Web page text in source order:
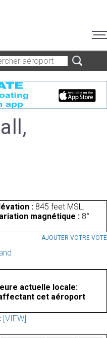
: 845 feet MSL.
magnétique : 8°
AJOUTER VOTRE VOTE
actuelle locale:
affectant cet aéroport
[VIEW]